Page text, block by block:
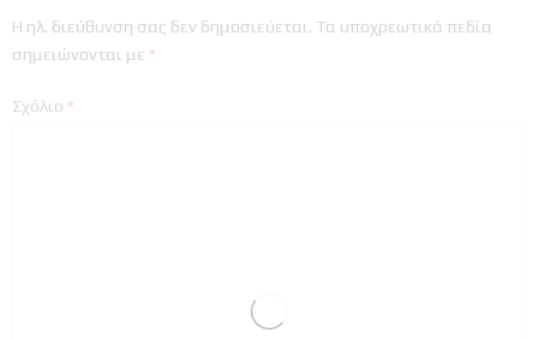
Η ηλ. διεύθυνση σας δεν δημοσιεύεται. Τα υποχρεωτικά πεδία
σημειώνονται με *
Σχόλιο *